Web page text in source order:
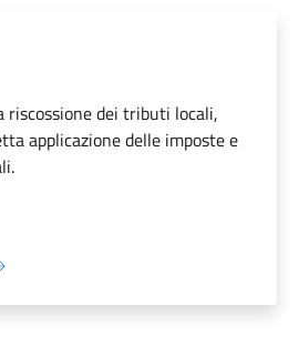
riscossione dei tributi locali,
applicazione delle imposte e